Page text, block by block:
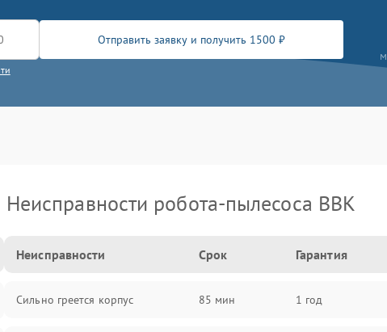
Отправить заявку и получить 1500 ₽
Неисправности робота-пылесоса BBK
Неисправности Срок Гарантия
Сильно греется корпус 85 мин 1 год